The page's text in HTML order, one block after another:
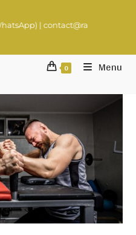
0 Menu